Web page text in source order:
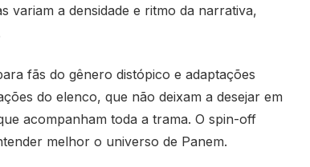
variam a densidade e ritmo da narrativa,
fãs do gênero distópico e adaptações
do elenco, que não deixam a desejar em
acompanham toda a trama. O spin-off
melhor o universo de Panem.